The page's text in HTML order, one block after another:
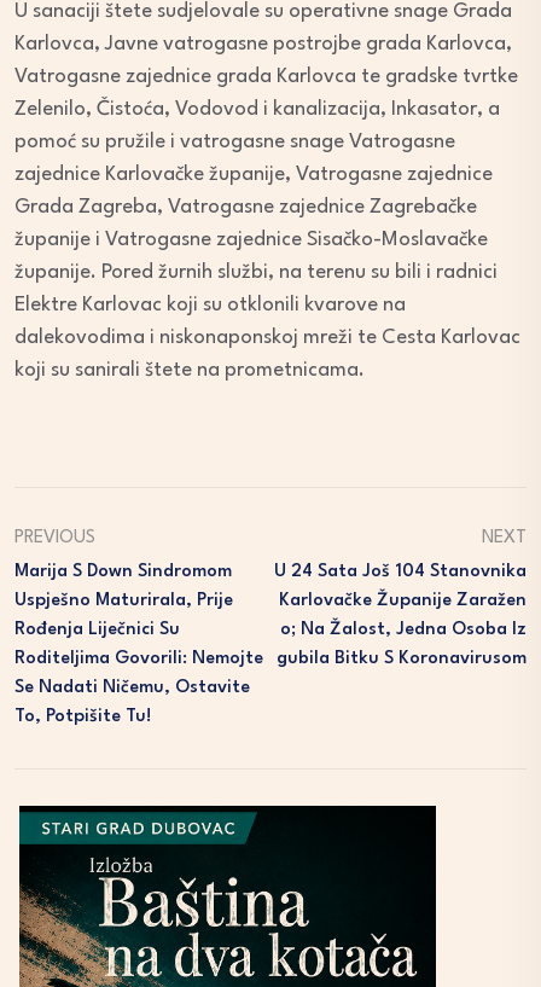
U sanaciji štete sudjelovale su operativne snage Grada
Karlovca, Javne vatrogasne postrojbe grada Karlovca,
Vatrogasne zajednice grada Karlovca te gradske tvrtke
Zelenilo, Čistoća, Vodovod i kanalizacija, Inkasator, a
pomoć su pružile i vatrogasne snage Vatrogasne
zajednice Karlovačke županije, Vatrogasne zajednice
Grada Zagreba, Vatrogasne zajednice Zagrebačke
županije i Vatrogasne zajednice Sisačko-Moslavačke
županije. Pored žurnih službi, na terenu su bili i radnici
Elektre Karlovac koji su otklonili kvarove na
dalekovodima i niskonaponskoj mreži te Cesta Karlovac
koji su sanirali štete na prometnicama.
PREVIOUS
Marija S Down Sindromom
Uspješno Maturirala, Prije
Rođenja Liječnici Su
Roditeljima Govorili: Nemojte
Se Nadati Ničemu, Ostavite
To, Potpišite Tu!
NEXT
U 24 Sata Još 104 Stanovnika
Karlovačke Županije Zaražen
O; Na Žalost, Jedna Osoba Iz
Gubila Bitku S Koronavirusom